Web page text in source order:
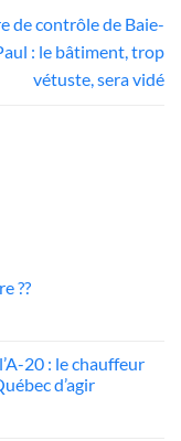
de contrôle de Baie-
: le bâtiment, trop
vétuste, sera vidé
??
20 : le chauffeur
d’agir